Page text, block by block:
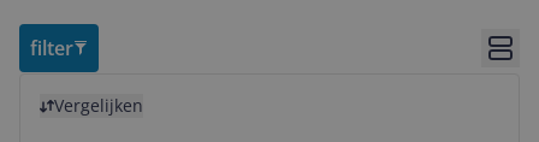
filter
Vergelijken